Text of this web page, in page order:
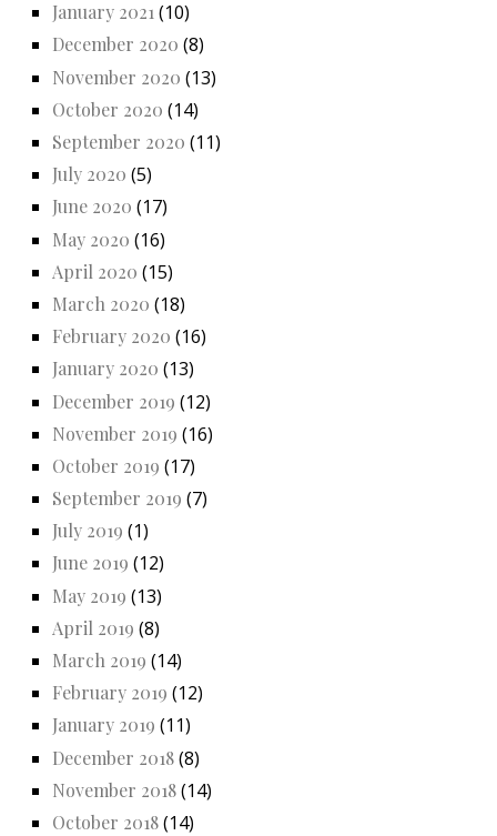
January 2021(10)
December 2020 (8)
November 2020 (13)
October 2020 (14)
September 2020 (11)
July 2020 (5)
June 2020 (17)
May 2020 (16)
April 2020 (15)
March 2020 (18)
February 2020 (16)
January 2020 (13)
December 2019 (12)
November 2019 (16)
October 2019 (17)
September 2019 (7)
July 2019 (1)
June 2019 (12)
May 2019 (13)
April 2019 (8)
March 2019 (14)
February 2019 (12)
January 2019 (11)
December 2018(8)
November 2018(14)
October 2018(14)